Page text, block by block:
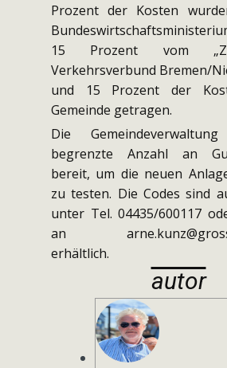
Prozent der Kosten
15 Prozent vom
Verkehrsverbund Bremen/
und 15 Prozent der
Gemeinde getragen.
Die
begrenzte Anzahl an
bereit, um die neuen
zu testen. Die Codes sind
unter Tel. 04435/600117
an
erhältlich.
autor